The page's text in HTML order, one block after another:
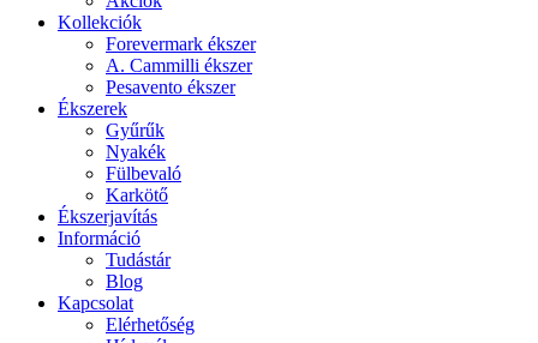
Kollekciók
Forevermark ékszer
A. Cammilli ékszer
Pesavento ékszer
Ékszerek
Gyűrűk
Nyakék
Fülbevaló
Karkötő
Ékszerjavítás
Információ
Tudástár
Blog
Kapcsolat
Elérhetőség